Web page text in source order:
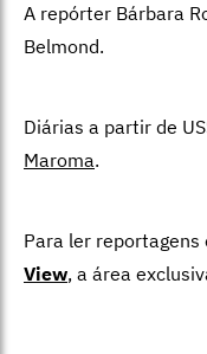
A repórter Bárbara
Belmond.
Diárias a partir de
Maroma.
Para ler reportagens
View, a área